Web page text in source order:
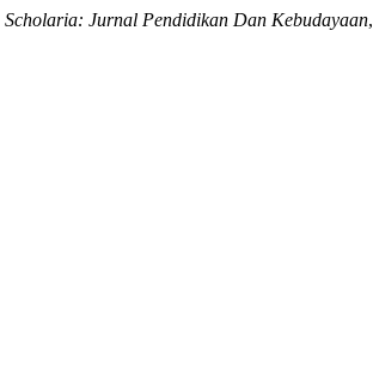
Scholaria: Jurnal Pendidikan Dan Kebudayaan